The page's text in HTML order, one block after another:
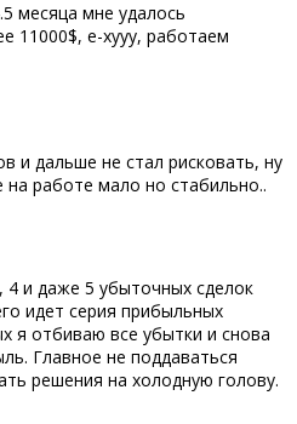
месяца мне удалось
11000$, е-хууу, работаем
и дальше не стал рисковать, ну
на работе мало но стабильно..
и даже 5 убыточных сделок
идет серия прибыльных
я отбиваю все убытки и снова
Главное не поддаваться
решения на холодную голову.